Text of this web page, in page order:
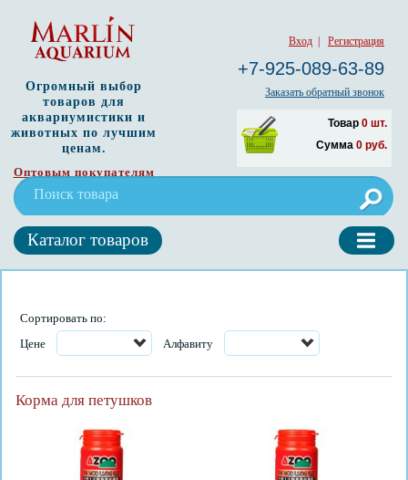
Вход Регистрация
+7-925-089-63-89
Заказать обратный звонок
Товар 0 шт.
Сумма 0 руб.
Огромный выбор
товаров для
аквариумистики и
животных по лучшим
ценам.
Оптовым покупателям
Каталог товаров
Сортировать по:
Цене
Алфавиту
Корма для петушков